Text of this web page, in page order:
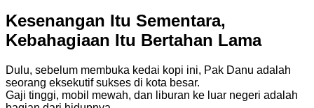
Kesenangan Itu Sementara,
Kebahagiaan Itu Bertahan Lama
Dulu, sebelum membuka kedai kopi ini, Pak Danu adalah
seorang eksekutif sukses di kota besar.
Gaji tinggi, mobil mewah, dan liburan ke luar negeri adalah